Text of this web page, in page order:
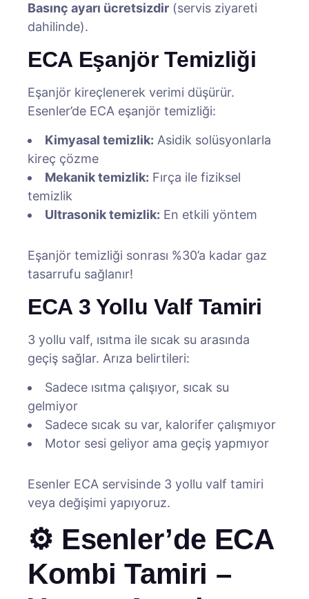
Basınç ayarı ücretsizdir (servis ziyareti
dahilinde).
ECA Eşanjör Temizliği
Eşanjör kireçlenerek verimi düşürür.
Esenler’de ECA eşanjör temizliği:
Kimyasal temizlik: Asidik solüsyonlarla
kireç çözme
Mekanik temizlik: Fırça ile fiziksel
temizlik
Ultrasonik temizlik: En etkili yöntem
Eşanjör temizliği sonrası %30’a kadar gaz
tasarrufu sağlanır!
ECA 3 Yollu Valf Tamiri
3 yollu valf, ısıtma ile sıcak su arasında
geçiş sağlar. Arıza belirtileri:
Sadece ısıtma çalışıyor, sıcak su
gelmiyor
Sadece sıcak su var, kalorifer çalışmıyor
Motor sesi geliyor ama geçiş yapmıyor
Esenler ECA servisinde 3 yollu valf tamiri
veya değişimi yapıyoruz.
⚙️ Esenler’de ECA
Kombi Tamiri –